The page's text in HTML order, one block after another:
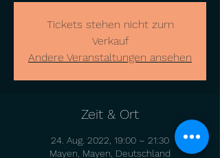
Tickets stehen nicht zum
Verkauf
Andere Veranstaltungen ansehen
Zeit & Ort
24. Aug. 2022, 19:00 – 21:30
Mayen, Mayen, Deutschland